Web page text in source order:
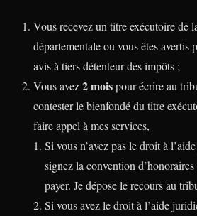
Vous recevez un titre exécutoire de
départementale ou vous êtes avertis
avis à tiers détenteur des impôts ;
Vous avez2 moispour écrire au
contester le bienfondé du titre
faire appel à mes services,
Si vous n’avez pas le droit à
signez la convention
payer. Je dépose le recours au
Si vous avez le droit à l’aide